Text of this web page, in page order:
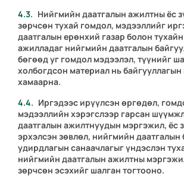
Нийгмийн даатгалын ажилтны ёс
зөрчсөн тухай гомдол, мэдээллийг
даатгалын ерөнхий газар болон
ажилладаг нийгмийн даатгалын
бөгөөд уг гомдол мэдээлэл, түүнийг
холбогдсон материал нь
хамаарна.
Иргэдээс ирүүлсэн өргөдөл,
мэдээллийн хэрэгслээр гарсан
даатгалын ажилтнуудын мэргэжил, ёс
эрхэлсэн зөвлөл, нийгмийн даатгалын
удирдлагын санаачлагыг үндэслэн
нийгмийн даатгалын ажилтны
зөрчсөн эсэхийг шалган тогтооно.